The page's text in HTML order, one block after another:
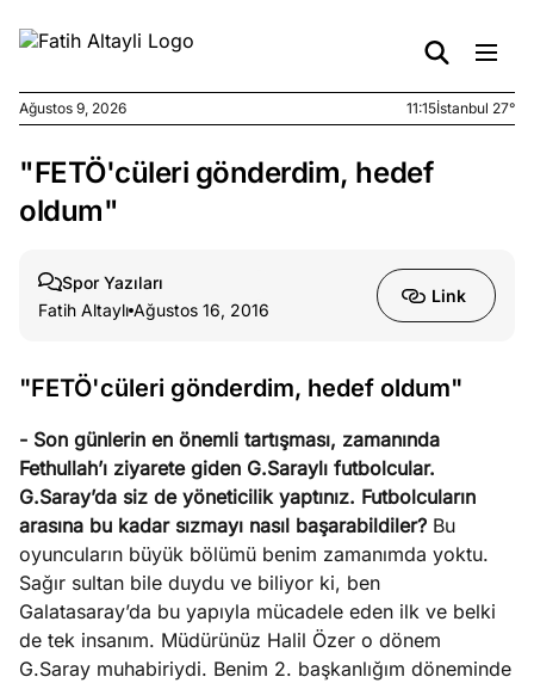
Ağustos
7, 2026
kimler
Ağustos
yasalar
Ağustos
5, 2026
stok
caiz
Köşe
Yazıları
Spor
Yazıları
Yazıları
Ağustos 9, 2026 11:15İstanbul 27°
"FETÖ'cüleri gönderdim, hedef
oldum"
Spor Yazıları
Fatih Altaylı Ağustos 16, 2016
Link
"FETÖ'cüleri gönderdim, hedef oldum"
- Son günlerin en önemli tartışması, zamanında
Fethullah’ı ziyarete giden G.Saraylı futbolcular.
G.Saray’da siz de yöneticilik yaptınız. Futbolcuların
arasına bu kadar sızmayı nasıl başarabildiler? Bu
oyuncuların büyük bölümü benim zamanımda yoktu.
Sağır sultan bile duydu ve biliyor ki, ben
Galatasaray’da bu yapıyla mücadele eden ilk ve belki
de tek insanım. Müdürünüz Halil Özer o dönem
G.Saray muhabiriydi. Benim 2. başkanlığım döneminde